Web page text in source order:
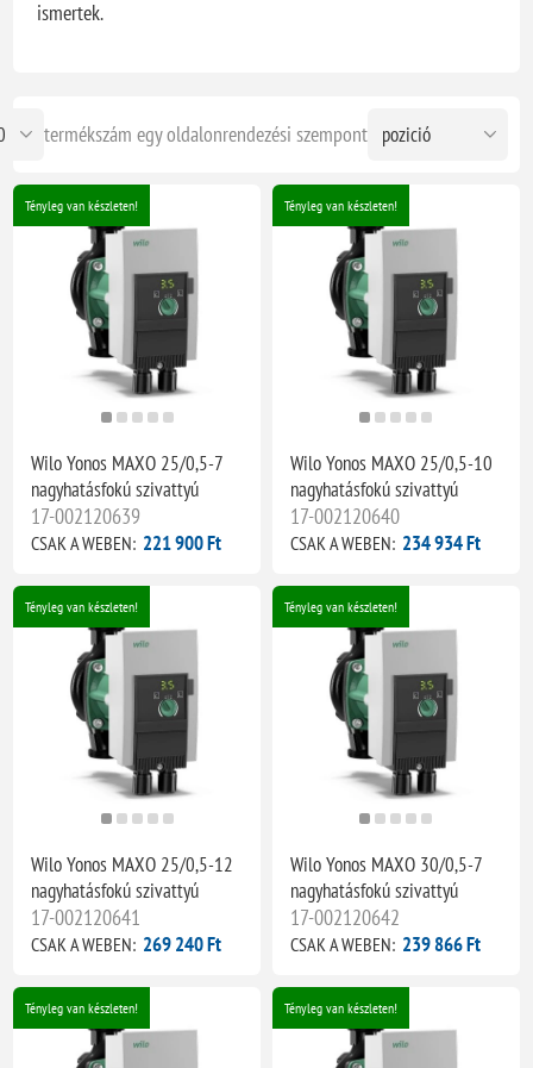
ismertek.
rendezési szempont
termékszám egy oldalon
Tényleg van készleten!
Wilo Yonos MAXO 25/0,5-7
nagyhatásfokú szivattyú
17-002120639
CSAK A WEBEN: 221 900 Ft
Tényleg van készleten!
Wilo Yonos MAXO 25/0,5-10
nagyhatásfokú szivattyú
17-002120640
CSAK A WEBEN: 234 934 Ft
Tényleg van készleten!
Wilo Yonos MAXO 25/0,5-12
nagyhatásfokú szivattyú
17-002120641
CSAK A WEBEN: 269 240 Ft
Tényleg van készleten!
Wilo Yonos MAXO 30/0,5-7
nagyhatásfokú szivattyú
17-002120642
CSAK A WEBEN: 239 866 Ft
Tényleg van készleten! Tényleg van készleten!